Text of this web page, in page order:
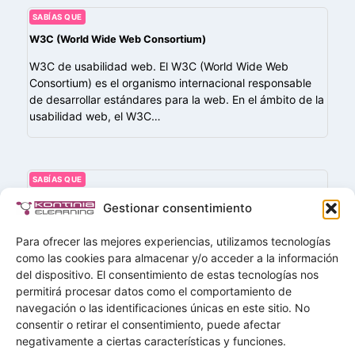
Gestionar consentimiento
Para ofrecer las mejores experiencias, utilizamos tecnologías
como las cookies para almacenar y/o acceder a la información
del dispositivo. El consentimiento de estas tecnologías nos
permitirá procesar datos como el comportamiento de
navegación o las identificaciones únicas en este sitio. No
consentir o retirar el consentimiento, puede afectar
negativamente a ciertas características y funciones.
SABÍAS QUE
W3C (World Wide Web Consortium)
W3C de usabilidad web. El W3C (World Wide Web
Consortium) es el organismo internacional responsable
de desarrollar estándares para la web. En el ámbito de la
usabilidad web, el W3C…
SABÍAS QUE
Gamificación (Gamification)
propios de los juegos —como puntos, niveles, insignias,
rankings, desafíos o recompensas— en contextos no
lúdicos, como la educación o la formación…
Buscar
Buscar